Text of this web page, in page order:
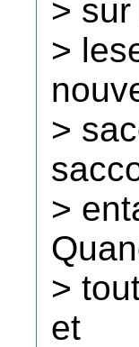
>
>
>
>
>
et